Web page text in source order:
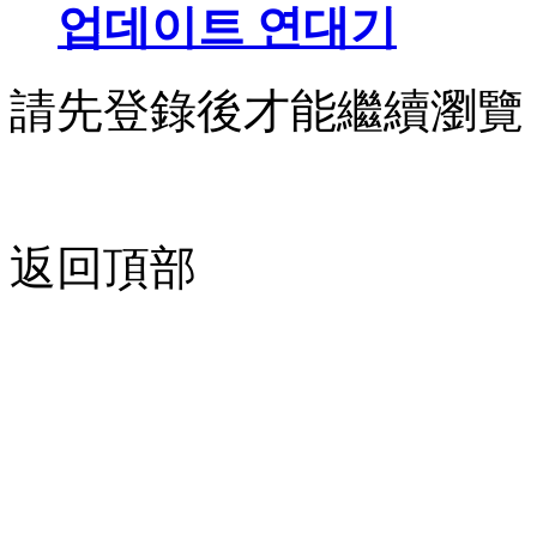
업데이트 연대기
請先登錄後才能繼續瀏覽
返回頂部